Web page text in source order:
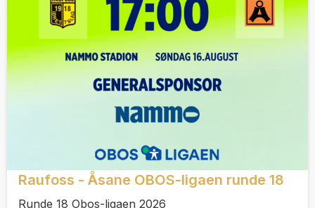
Raufoss - Åsane OBOS-ligaen runde 18
Runde 18 Obos-ligaen 2026